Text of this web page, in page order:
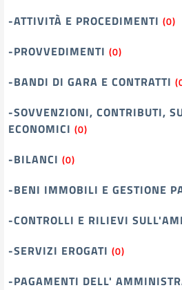
-ATTIVITÀ E PROCEDIMENTI (0)
-PROVVEDIMENTI (0)
-BANDI DI GARA E CONTRATTI
-SOVVENZIONI, CONTRIBUTI,
ECONOMICI (0)
-BILANCI (0)
-BENI IMMOBILI E GESTIONE
-CONTROLLI E RILIEVI
-SERVIZI EROGATI (0)
-PAGAMENTI DELL'